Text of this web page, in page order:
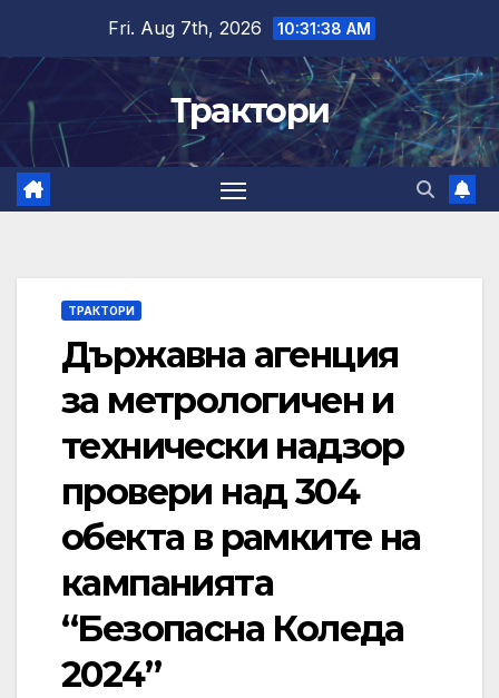
content
Fri. Aug 7th, 2026 10:31:39 AM
Трактори
ТРАКТОРИ
Държавна агенция
за метрологичен и
технически надзор
провери над 304
обекта в рамките на
кампанията
“Безопасна Коледа
2024”